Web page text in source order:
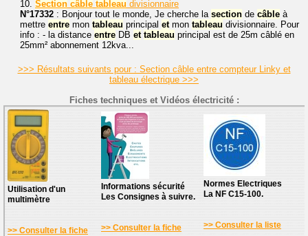
10. Section câble tableau divisionnaire
N°17332 : Bonjour tout le monde, Je cherche la section de câble à
mettre entre mon tableau principal et mon tableau divisionnaire. Pour
info : - la distance entre DB et tableau principal est de 25m câblé en
25mm² abonnement 12kva...
>>> Résultats suivants pour : Section câble entre compteur Linky et
tableau électrique >>>
Fiches techniques et Vidéos électricité :
Utilisation d'un
multimètre
>> Consulter la fiche
Informations sécurité
Les Consignes à suivre.
>> Consulter la fiche
Normes Electriques
La NF C15-100.
>> Consulter la liste